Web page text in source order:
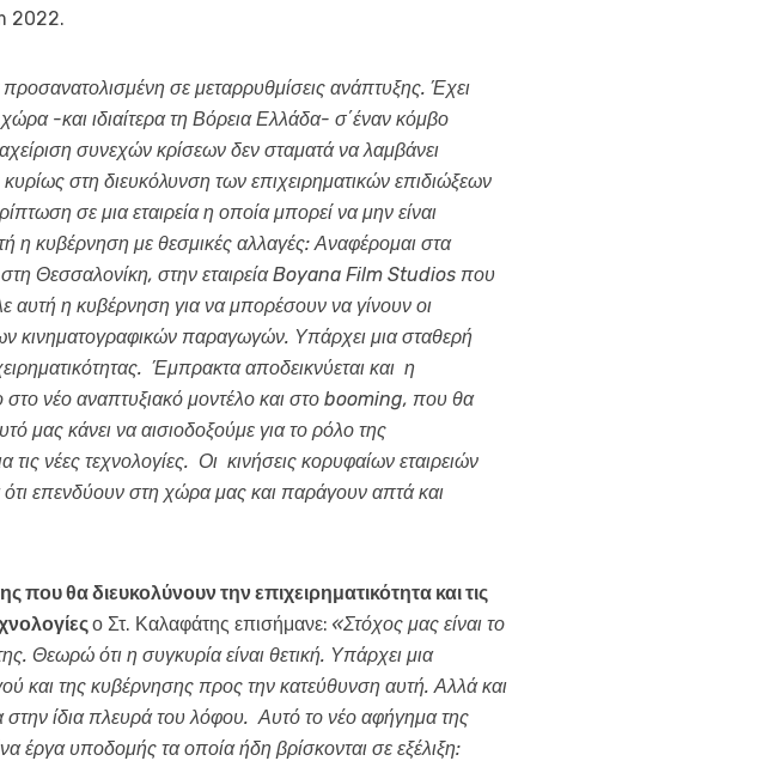
2022.
σε μεταρρυθμίσεις ανάπτυξης. Έχει
-και ιδιαίτερα τη Βόρεια Ελλάδα- σ΄έναν κόμβο
συνεχών κρίσεων δεν σταματά να λαμβάνει
στη διευκόλυνση των επιχειρηματικών επιδιώξεων
σε μια εταιρεία η οποία μπορεί να μην είναι
η κυβέρνηση με θεσμικές αλλαγές: Αναφέρομαι στα
Θεσσαλονίκη, στην εταιρεία Boyana Film Studios που
αυτή η κυβέρνηση για να μπορέσουν να γίνουν οι
κινηματογραφικών παραγωγών. Υπάρχει μια σταθερή
Έμπρακτα αποδεικνύεται και η
νέο αναπτυξιακό μοντέλο και στο booming, που θα
μας κάνει να αισιοδοξούμε για το ρόλο της
νέες τεχνολογίες. Οι κινήσεις κορυφαίων εταιρειών
επενδύουν στη χώρα μας και παράγουν απτά και
θα διευκολύνουν την επιχειρηματικότητα και τις
ο Στ. Καλαφάτης επισήμανε: «Στόχος μας είναι το
Θεωρώ ότι η συγκυρία είναι θετική. Υπάρχει μια
και της κυβέρνησης προς την κατεύθυνση αυτή. Αλλά και
στην ίδια πλευρά του λόφου. Αυτό το νέο αφήγημα της
υποδομής τα οποία ήδη βρίσκονται σε εξέλιξη: